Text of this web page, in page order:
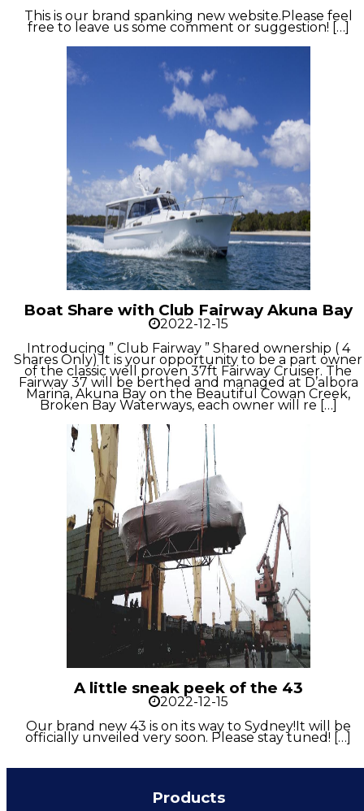
This is our brand spanking new website.Please feel
free to leave us some comment or suggestion! […]
Boat Share with Club Fairway Akuna Bay
2022-12-15
Introducing ” Club Fairway ” Shared ownership ( 4
Shares Only) It is your opportunity to be a part owner
of the classic well proven 37ft Fairway Cruiser. The
Fairway 37 will be berthed and managed at D’albora
Marina, Akuna Bay on the Beautiful Cowan Creek,
Broken Bay Waterways, each owner will re […]
A little sneak peek of the 43
2022-12-15
Our brand new 43 is on its way to Sydney!It will be
officially unveiled very soon. Please stay tuned! […]
Products